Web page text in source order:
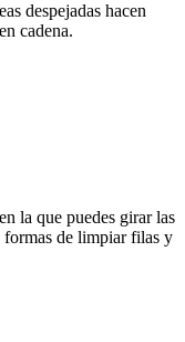
despejadas hacen
cadena.
la que puedes girar las
formas de limpiar filas y